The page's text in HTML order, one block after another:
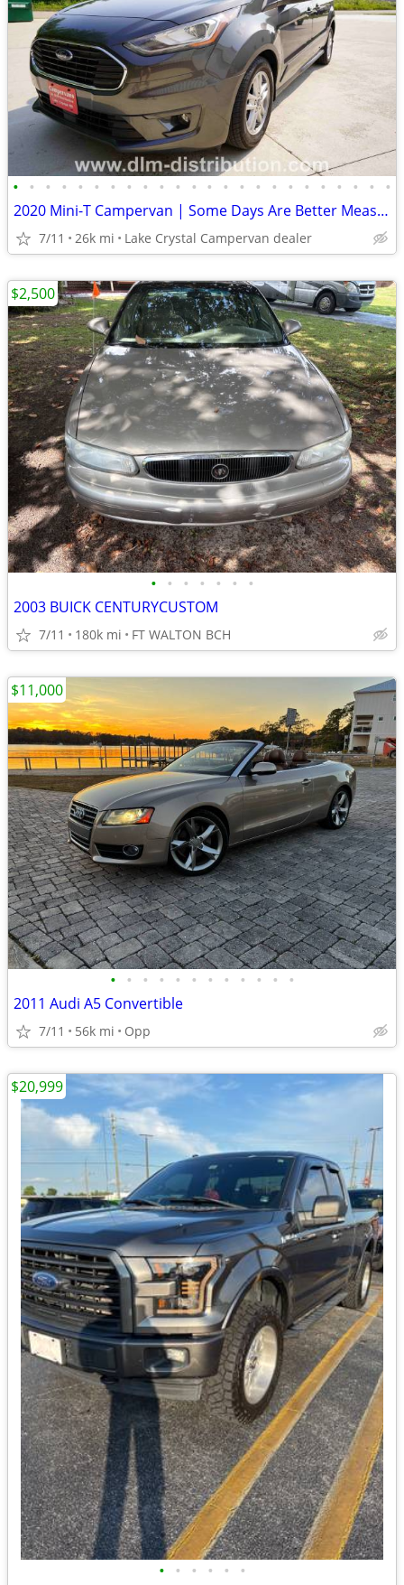
• • • • • • • • • • • • • • • • • • • • • • • •
2020 Mini-T Campervan | Some Days Are Better Measured by Sunsets
7/11 26k mi Lake Crystal Campervan dealer
• • • • • • •
2003 BUICK CENTURYCUSTOM
7/11 180k mi FT WALTON BCH
$2,500
• • • • • • • • • • • •
2011 Audi A5 Convertible
7/11 56k mi Opp
$11,000
• • • • • •
$20,999